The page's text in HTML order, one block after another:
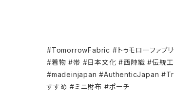
#TomorrowFabric #トゥモローファブリ
#着物 #帯 #日本文化 #西陣織 #伝
#madeinjapan #AuthenticJapan
すすめ #ミニ財布 #ポーチ